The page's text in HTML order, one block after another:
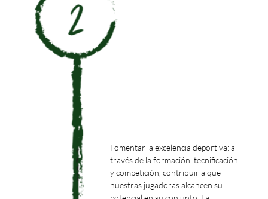
Fomentar la excelencia deportiva: a
través de la formación, tecnificación
y competición, contribuir a que
nuestras jugadoras alcancen su